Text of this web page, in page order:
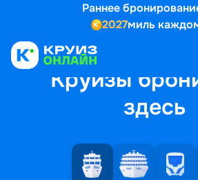
Раннее
2027миль
Круизы
здесь